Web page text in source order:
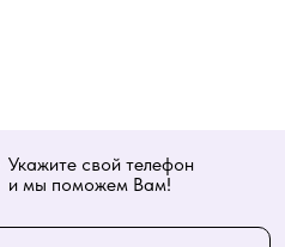
Укажите свой телефон
и мы поможем Вам!